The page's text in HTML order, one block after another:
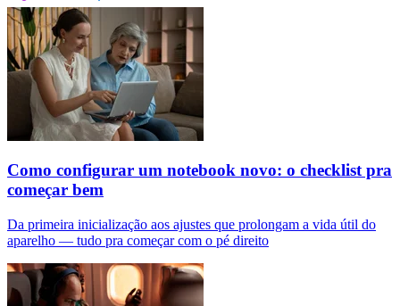
Como configurar um notebook novo: o checklist pra
começar bem
Da primeira inicialização aos ajustes que prolongam a vida útil do
aparelho — tudo pra começar com o pé direito